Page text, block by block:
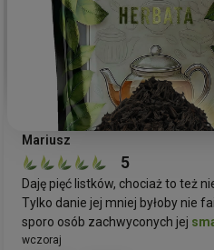
Mariusz
5
Daję pięć listków, chociaż to też
Tylko danie jej mniej byłoby nie
sporo osób zachwyconych jej
wczoraj